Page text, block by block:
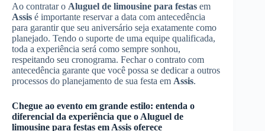
Ao contratar o Aluguel de limousine para festas em
Assis é importante reservar a data com antecedência
para garantir que seu aniversário seja exatamente como
planejado. Tendo o suporte de uma equipe qualificada,
toda a experiência será como sempre sonhou,
respeitando seu cronograma. Fechar o contrato com
antecedência garante que você possa se dedicar a outros
processos do planejamento de sua festa em Assis.
Chegue ao evento em grande estilo: entenda o
diferencial da experiência que o Aluguel de
limousine para festas em Assis oferece